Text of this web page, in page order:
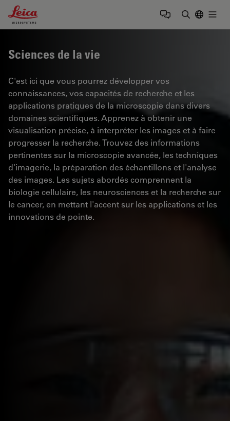
Leica Microsystems Logo
Sciences de la vie
C'est ici que vous pourrez développer vos
connaissances, vos capacités de recherche et les
applications pratiques de la microscopie dans divers
domaines scientifiques. Apprenez à obtenir une
visualisation précise, à interpréter les images et à faire
progresser la recherche. Trouvez des informations
pertinentes sur la microscopie avancée, les techniques
d'imagerie, la préparation des échantillons et l'analyse
des images. Les sujets abordés comprennent la
biologie cellulaire, les neurosciences et la recherche sur
le cancer, en mettant l'accent sur les applications et les
innovations de pointe.